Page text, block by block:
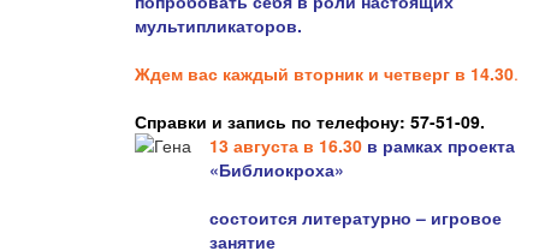
мультипликаторов.
Ждем вас каждый вторник и четверг в 14.30.
Справки и запись по телефону: 57-51-09.
13 августа в 16.30 в рамках проекта
«Библиокроха»
состоится литературно – игровое
занятие